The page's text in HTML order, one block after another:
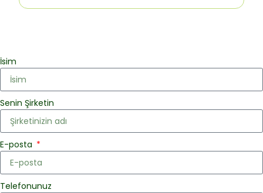
İsim
Senin Şirketin
E-posta
Telefonunuz